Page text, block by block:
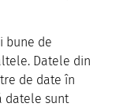
bune de
Datele din
de date în
datele sunt